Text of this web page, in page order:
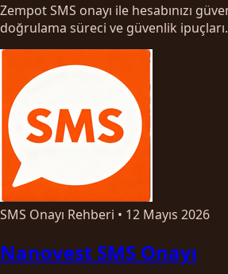
Zempot SMS onayı ile hesabınızı
doğrulama süreci ve güvenlik ipuçları.
SMS Onayı Rehberi • 12 Mayıs 2026
Nanovest SMS Onayı